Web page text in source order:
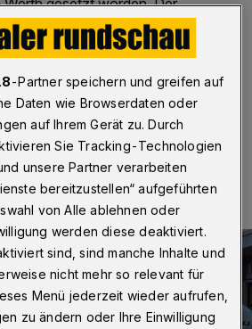
gesetzt worden. Der
ist für Ende 2026 geplant.
Bauarbeiten und begleitende
sich derzeit auf rund 7,3
Eine Minute Lesezeit
-Partner speichern und greifen auf
Daten wie Browserdaten oder
auf Ihrem Gerät zu. Durch
Sie Tracking-Technologien
unsere Partner verarbeiten
bereitzustellen“ aufgeführten
von Alle ablehnen oder
werden diese deaktiviert.
sind, sind manche Inhalte und
nicht mehr so relevant für
Menü jederzeit wieder aufrufen,
zu ändern oder Ihre Einwilligung